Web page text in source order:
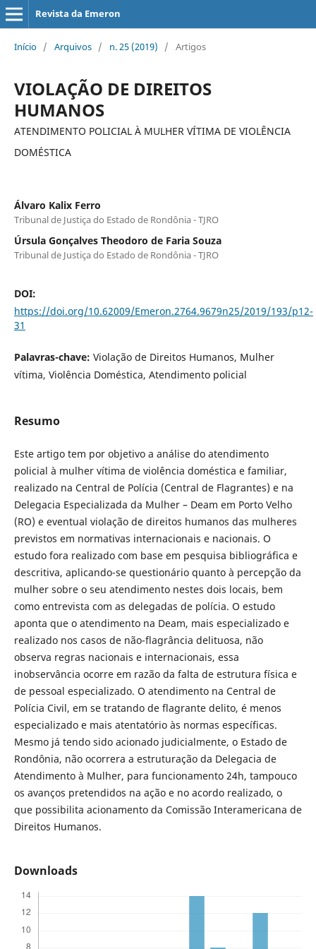
Revista da Emeron
Início / Arquivos / n. 25 (2019) / Artigos
VIOLAÇÃO DE DIREITOS
HUMANOS
ATENDIMENTO POLICIAL À MULHER VÍTIMA DE VIOLÊNCIA
DOMÉSTICA
Álvaro Kalix Ferro
Tribunal de Justiça do Estado de Rondônia - TJRO
Úrsula Gonçalves Theodoro de Faria Souza
Tribunal de Justiça do Estado de Rondônia - TJRO
DOI:
https://doi.org/10.62009/Emeron.2764.9679n25/2019/193/p12-
31
Palavras-chave: Violação de Direitos Humanos, Mulher
vítima, Violência Doméstica, Atendimento policial
Resumo
Este artigo tem por objetivo a análise do atendimento
policial à mulher vítima de violência doméstica e familiar,
realizado na Central de Polícia (Central de Flagrantes) e na
Delegacia Especializada da Mulher – Deam em Porto Velho
(RO) e eventual violação de direitos humanos das mulheres
previstos em normativas internacionais e nacionais. O
estudo fora realizado com base em pesquisa bibliográfica e
descritiva, aplicando-se questionário quanto à percepção da
mulher sobre o seu atendimento nestes dois locais, bem
como entrevista com as delegadas de polícia. O estudo
aponta que o atendimento na Deam, mais especializado e
realizado nos casos de não-flagrância delituosa, não
observa regras nacionais e internacionais, essa
inobservância ocorre em razão da falta de estrutura física e
de pessoal especializado. O atendimento na Central de
Polícia Civil, em se tratando de flagrante delito, é menos
especializado e mais atentatório às normas específicas.
Mesmo já tendo sido acionado judicialmente, o Estado de
Rondônia, não ocorrera a estruturação da Delegacia de
Atendimento à Mulher, para funcionamento 24h, tampouco
os avanços pretendidos na ação e no acordo realizado, o
que possibilita acionamento da Comissão Interamericana de
Direitos Humanos.
Downloads